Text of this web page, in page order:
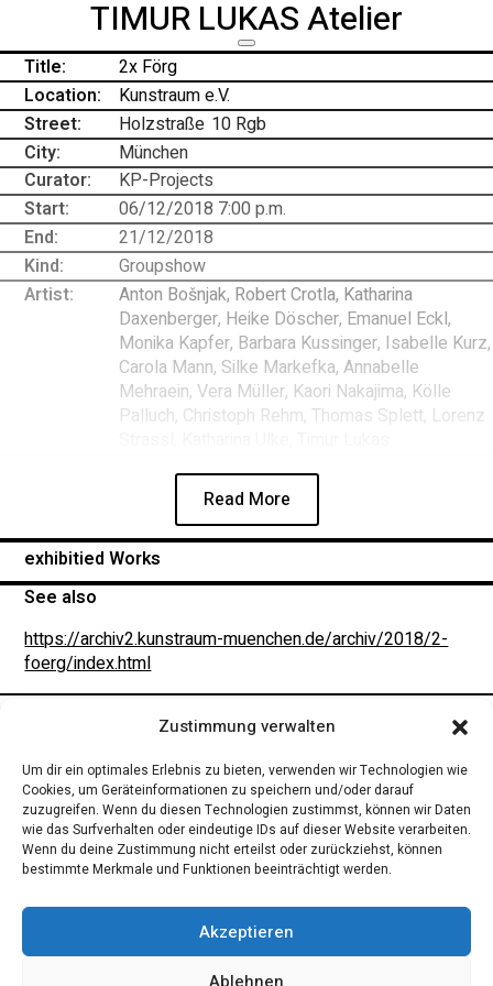
Zustimmung verwalten
Um dir ein optimales Erlebnis zu bieten, verwenden wir Technologien wie
Cookies, um Geräteinformationen zu speichern und/oder darauf
zuzugreifen. Wenn du diesen Technologien zustimmst, können wir Daten
wie das Surfverhalten oder eindeutige IDs auf dieser Website verarbeiten.
Wenn du deine Zustimmung nicht erteilst oder zurückziehst, können
bestimmte Merkmale und Funktionen beeinträchtigt werden.
Akzeptieren
Ablehnen
TIMUR LUKAS Atelier
Title:
2x Förg
Location:
Kunstraum e.V.
Street:
Holzstraße- 10 Rgb
City:
München
Curator:
KP-Projects
Start:
06/12/2018 7:00 p.m.
End:
21/12/2018
Kind:
Groupshow
Artist:
Anton Bošnjak, Robert Crotla, Katharina
Daxenberger, Heike Döscher, Emanuel Eckl,
Monika Kapfer, Barbara Kussinger, Isabelle Kurz,
Carola Mann, Silke Markefka, Annabelle
Mehraein, Vera Müller, Kaori Nakajima, Kölle
Palluch, Christoph Rehm, Thomas Splett, Lorenz
Read More
exhibitied Works
See also
https://archiv2.kunstraum-muenchen.de/archiv/2018/2-
foerg/index.html
IMPRESSUM